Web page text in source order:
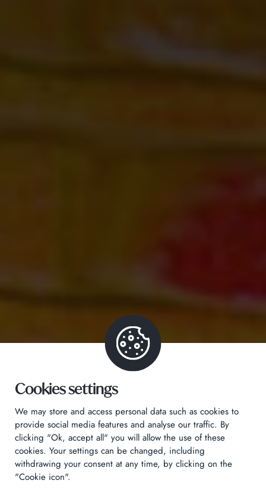
Cookies settings
We may store and access personal data such as cookies to
provide social media features and analyse our traffic. By
clicking "Ok, accept all" you will allow the use of these
cookies. Your settings can be changed, including
withdrawing your consent at any time, by clicking on the
"Cookie icon".